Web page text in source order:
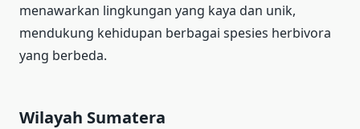
menawarkan lingkungan yang kaya dan unik,
mendukung kehidupan berbagai spesies herbivora
yang berbeda.
Wilayah Sumatera